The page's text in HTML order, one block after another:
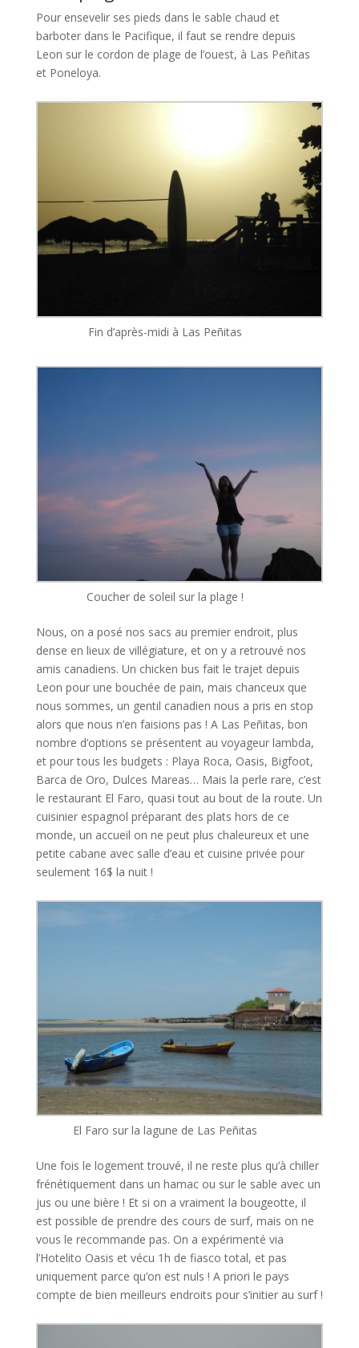
Pour ensevelir ses pieds dans le sable chaud et
barboter dans le Pacifique, il faut se rendre depuis
Leon sur le cordon de plage de l’ouest, à Las Peñitas
et Poneloya.
Fin d’après-midi à Las Peñitas
Coucher de soleil sur la plage !
Nous, on a posé nos sacs au premier endroit, plus
dense en lieux de villégiature, et on y a retrouvé nos
amis canadiens. Un chicken bus fait le trajet depuis
Leon pour une bouchée de pain, mais chanceux que
nous sommes, un gentil canadien nous a pris en stop
alors que nous n’en faisions pas ! A Las Peñitas, bon
nombre d’options se présentent au voyageur lambda,
et pour tous les budgets : Playa Roca, Oasis, Bigfoot,
Barca de Oro, Dulces Mareas… Mais la perle rare, c’est
le restaurant El Faro, quasi tout au bout de la route. Un
cuisinier espagnol préparant des plats hors de ce
monde, un accueil on ne peut plus chaleureux et une
petite cabane avec salle d’eau et cuisine privée pour
seulement 16$ la nuit !
El Faro sur la lagune de Las Peñitas
Une fois le logement trouvé, il ne reste plus qu’à chiller
frénétiquement dans un hamac ou sur le sable avec un
jus ou une bière ! Et si on a vraiment la bougeotte, il
est possible de prendre des cours de surf, mais on ne
vous le recommande pas. On a expérimenté via
l’Hotelito Oasis et vécu 1h de fiasco total, et pas
uniquement parce qu’on est nuls ! A priori le pays
compte de bien meilleurs endroits pour s’initier au surf !